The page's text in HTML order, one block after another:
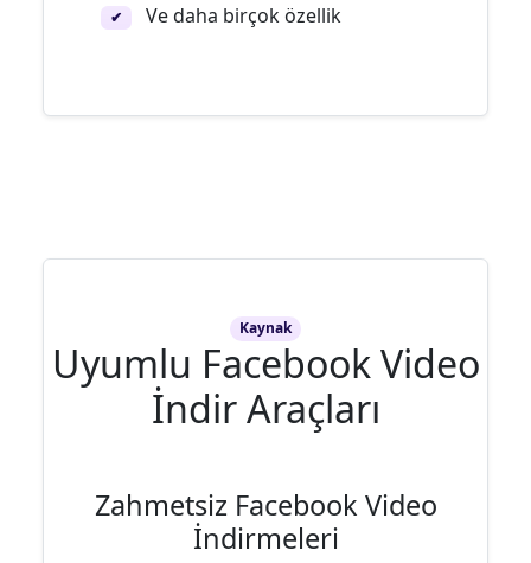
✔ Ve daha birçok özellik
Kaynak
Uyumlu Facebook Video
İndir Araçları
Zahmetsiz Facebook Video
İndirmeleri